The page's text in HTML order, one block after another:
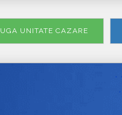
UNITATE CAZARE